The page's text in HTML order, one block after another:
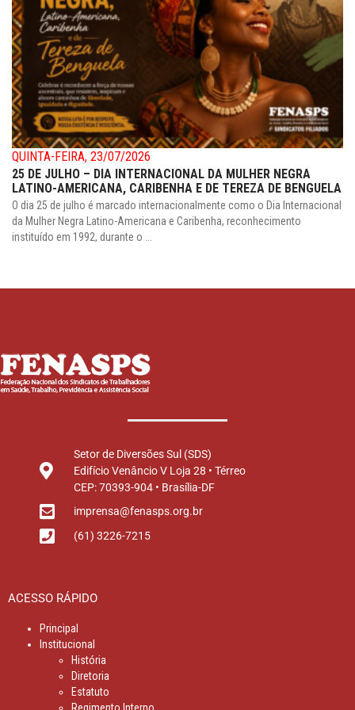
QUINTA-FEIRA, 23/07/2026
25 DE JULHO – DIA INTERNACIONAL DA MULHER NEGRA
LATINO-AMERICANA, CARIBENHA E DE TEREZA DE BENGUELA
O dia 25 de julho é marcado internacionalmente como o Dia Internacional
da Mulher Negra Latino-Americana e Caribenha, reconhecimento
instituído em 1992, durante o ...
Setor de Diversões Sul (SDS)
Edifício Venâncio V Loja 28 • Térreo
CEP: 70393-904 • Brasília-DF
imprensa@fenasps.org.br
(61) 3226-7215
ACESSO RÁPIDO
Principal
Institucional
História
Diretoria
Estatuto
Regimento Interno